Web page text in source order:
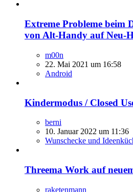
Extreme Probleme beim
von Alt-Handy auf Neu-
m00n
22. Mai 2021 um 16:58
Android
Kindermodus / Closed
berni
10. Januar 2022 um 11:36
Wunschecke und
Threema Work auf
raketenmann